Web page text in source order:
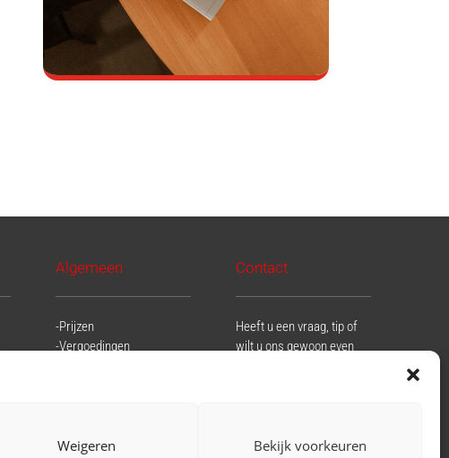
Weigeren Bekijk voorkeuren
Algemeen
-Prijzen
-Vergoedingen
Contact
Heeft u een vraag, tip of
wilt u ons gewoon even
Klik hier voor onze